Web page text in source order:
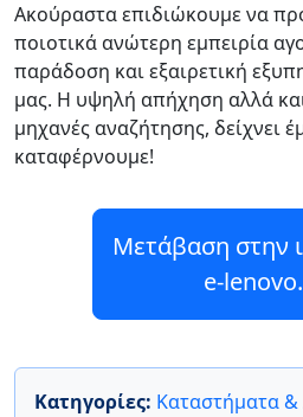
Ακούραστα επιδιώκουμε να
ποιοτικά ανώτερη εμπειρία
παράδοση και εξαιρετική
μας. Η υψηλή απήχηση αλλά
μηχανές αναζήτησης, δείχνει
καταφέρνουμε!
Μετάβαση στην
e-
Κατηγορίες: Καταστήματα &